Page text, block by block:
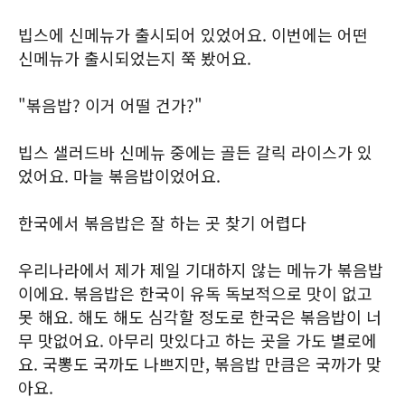
빕스에 신메뉴가 출시되어 있었어요. 이번에는 어떤
신메뉴가 출시되었는지 쭉 봤어요.
"볶음밥? 이거 어떨 건가?"
빕스 샐러드바 신메뉴 중에는 골든 갈릭 라이스가 있
었어요. 마늘 볶음밥이었어요.
한국에서 볶음밥은 잘 하는 곳 찾기 어렵다
우리나라에서 제가 제일 기대하지 않는 메뉴가 볶음밥
이에요. 볶음밥은 한국이 유독 독보적으로 맛이 없고
못 해요. 해도 해도 심각할 정도로 한국은 볶음밥이 너
무 맛없어요. 아무리 맛있다고 하는 곳을 가도 별로에
요. 국뽕도 국까도 나쁘지만, 볶음밥 만큼은 국까가 맞
아요.